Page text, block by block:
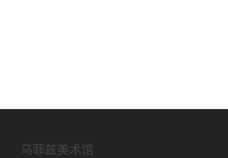
乌菲兹美术馆